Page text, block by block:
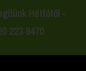
Hétfőtől -
223 8470